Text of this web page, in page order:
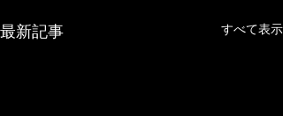
最新記事 すべて表示